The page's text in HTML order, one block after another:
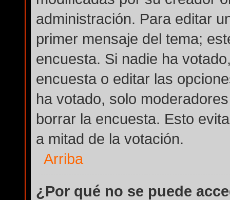
administración. Para editar
primer mensaje del tema;
encuesta. Si nadie ha
encuesta o editar las
ha votado, solo
borrar la encuesta. Esto
a mitad de la votación.
Arriba
¿Por qué no se puede